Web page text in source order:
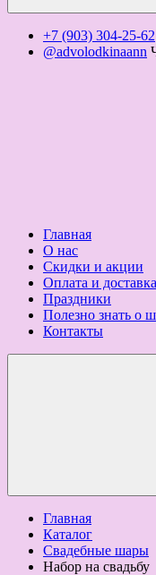
+7 (903) 304-25-62
@advolodkinaann
Главная
О нас
Скидки и акции
Оплата и доставка
Праздники
Полезно знать о
Контакты
Главная
Каталог
Свадебные шары
Набор на свадьбу